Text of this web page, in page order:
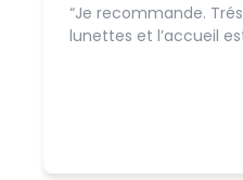
Je recommande.
lunettes et l’accueil